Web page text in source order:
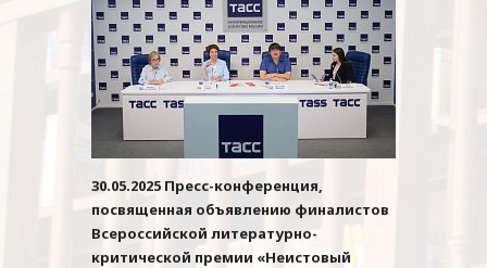
30.05.2025 Пресс-конференция,
посвященная объявлению финалистов
Всероссийской литературно-
критической премии «Неистовый